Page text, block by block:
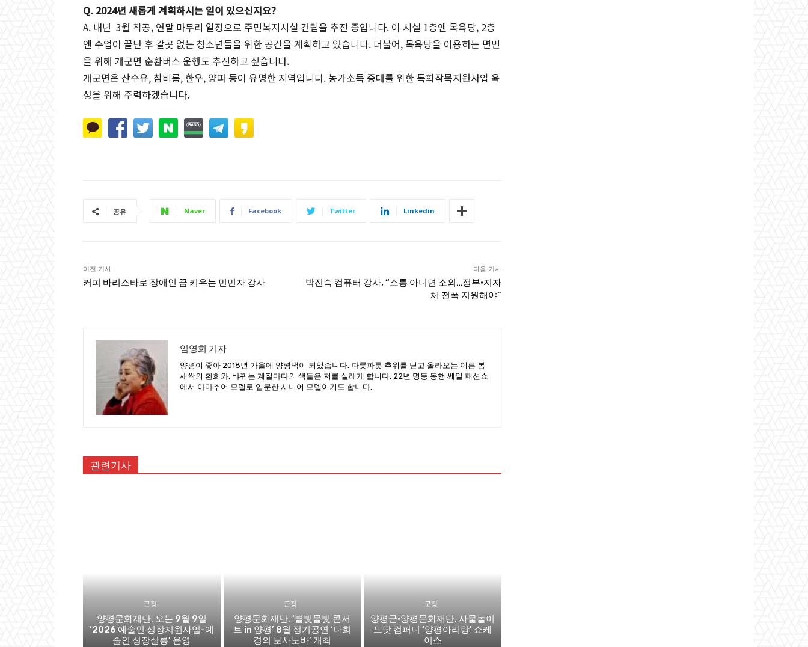
Q. 2024년 새롭게 계획하시는 일이 있으신지요?
A. 내년 3월 착공, 연말 마무리 일정으로 주민복지시설 건립을 추진 중입니다. 이 시설 1층엔 목욕탕, 2층
엔 수업이 끝난 후 갈곳 없는 청소년들을 위한 공간을 계획하고 있습니다. 더불어, 목욕탕을 이용하는 면민
을 위해 개군면 순환버스 운행도 추진하고 싶습니다.
개군면은 산수유, 참비름, 한우, 양파 등이 유명한 지역입니다. 농가소득 증대를 위한 특화작목지원사업 육
성을 위해 주력하겠습니다.
공유 Naver Facebook Twitter Linkedin
이전 기사
커피 바리스타로 장애인 꿈 키우는 민민자 강사
다음 기사
박진숙 컴퓨터 강사, “소통 아니면 소외…정부·지자
체 전폭 지원해야”
임영희 기자
양평이 좋아 2018년 가을에 양평댁이 되었습니다. 파릇파릇 추위를 딛고 올라오는 이른 봄
새싹의 환희와, 뱌뀌는 계절마다의 색들은 저를 설레게 합니다, 22년 명동 동행 쎄일 패션쇼
에서 아마추어 모델로 입문한 시니어 모델이기도 합니다.
관련기사
군정
양평문화재단, 오는 9월 9일
‘2026 예술인 성장지원사업-예
술인 성장살롱’ 운영
군정
양평문화재단, ‘별빛물빛 콘서
트 in 양평’ 8월 정기공연 ‘나희
경의 보사노바’ 개최
군정
양평군·양평문화재단, 사물놀이
느닷 컴퍼니 ‘양평아리랑’ 쇼케
이스